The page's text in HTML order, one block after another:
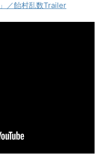
／飴村乱数Trailer